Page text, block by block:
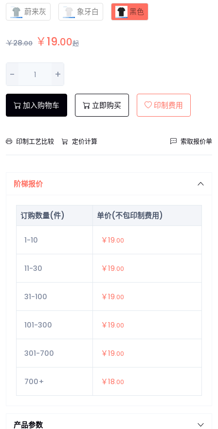
蔚来灰 象牙白 黑色
￥28.00 ￥19.00起
- +
加入购物车 立即购买 印制费用
印制工艺比较 定价计算 索取报价单
阶梯报价
订购数量(件) 单价(不包印制费用)
1-10 ￥19.00
11-30 ￥19.00
31-100 ￥19.00
101-300 ￥19.00
301-700 ￥19.00
700+ ￥18.00
产品参数